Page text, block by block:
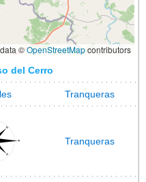
©OpenStreetMapcontributors
del Cerro
Tranqueras
Tranqueras